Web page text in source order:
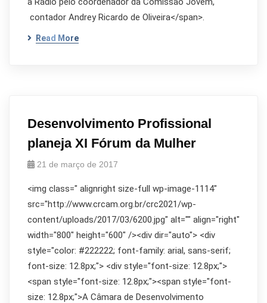
contador Andrey Ricardo de Oliveira</span>.
Read More
Desenvolvimento Profissional
planeja XI Fórum da Mulher
21 de março de 2017
<img class=" alignright size-full wp-image-1114"
src="http://www.crcam.org.br/crc2021/wp-
content/uploads/2017/03/6200.jpg" alt="" align="right"
width="800" height="600" /><div dir="auto"> <div
style="color: #222222; font-family: arial, sans-serif;
font-size: 12.8px;"> <div style="font-size: 12.8px;">
<span style="font-size: 12.8px;"><span style="font-
size: 12.8px;">A Câmara de Desenvolvimento